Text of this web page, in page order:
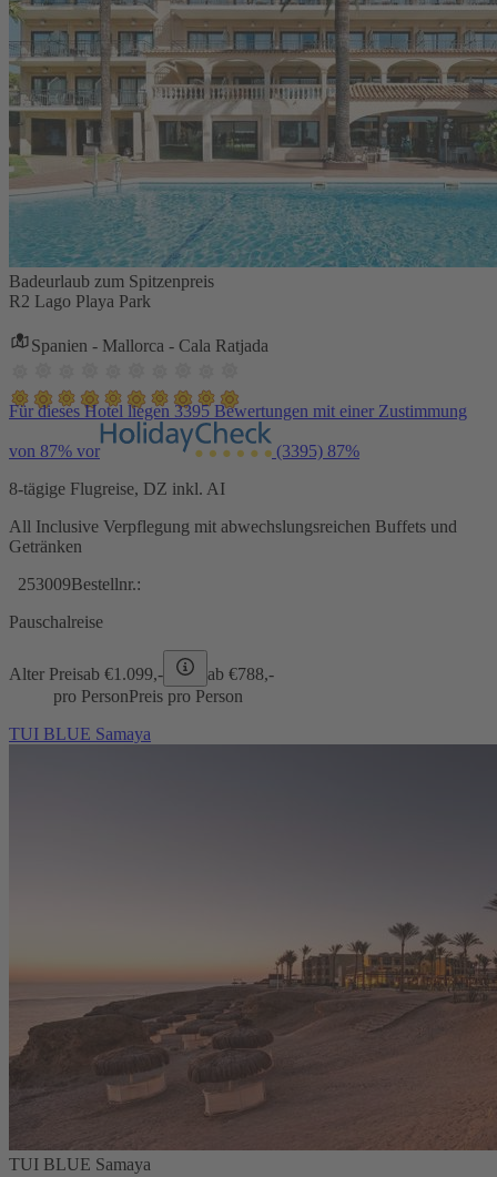
Badeurlaub zum Spitzenpreis
R2 Lago Playa Park
Spanien - Mallorca - Cala Ratjada
Für dieses Hotel liegen 3395 Bewertungen mit einer Zustimmung
von 87% vor (3395) 87%
8-tägige Flugreise, DZ inkl. AI
All Inclusive Verpflegung mit abwechslungsreichen Buffets und
Getränken
253009Bestellnr.:
Pauschalreise
Alter Preisab €1.099,- ab €788,-
pro PersonPreis pro Person
TUI BLUE Samaya
TUI BLUE Samaya